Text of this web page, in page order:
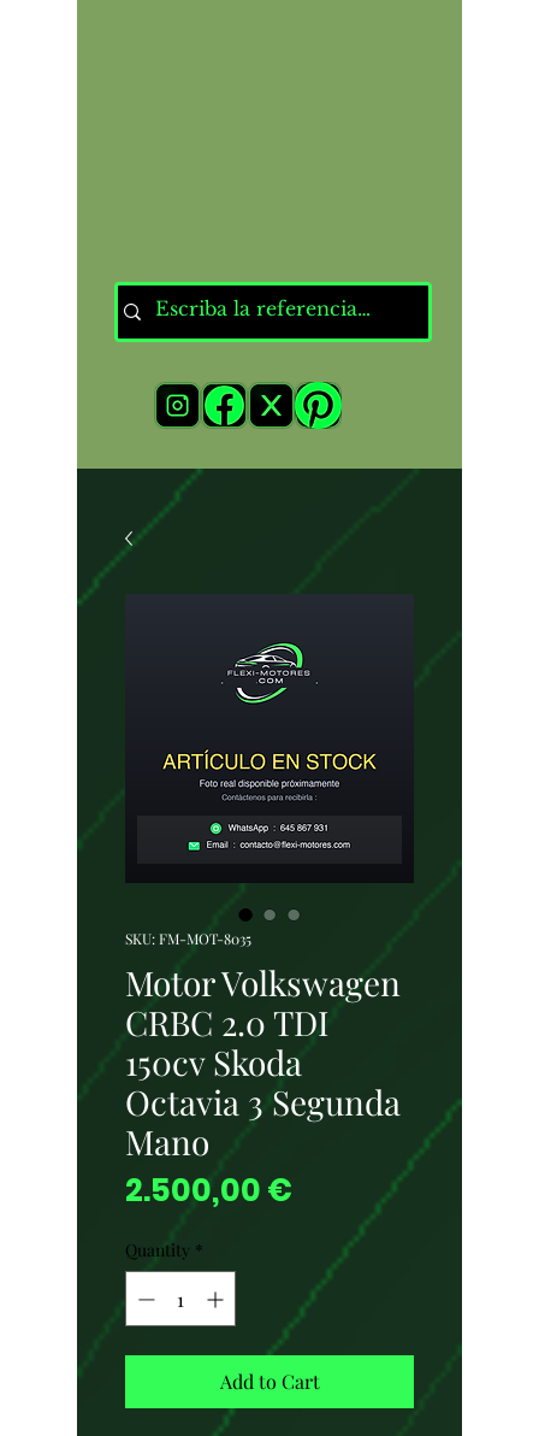
SKU: FM-MOT-8035
Motor Volkswagen
CRBC 2.0 TDI
150cv Skoda
Octavia 3 Segunda
Mano
2.500,00 €
Quantity *
Add to Cart